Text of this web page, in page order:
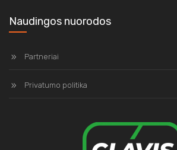
Naudingos nuorodos
Partneriai
Privatumo politika